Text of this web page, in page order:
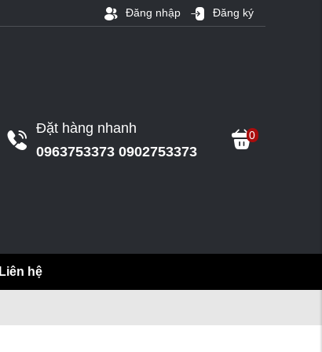
Đăng nhập Đăng ký
Đặt hàng nhanh
0963753373 0902753373
0
Liên hệ